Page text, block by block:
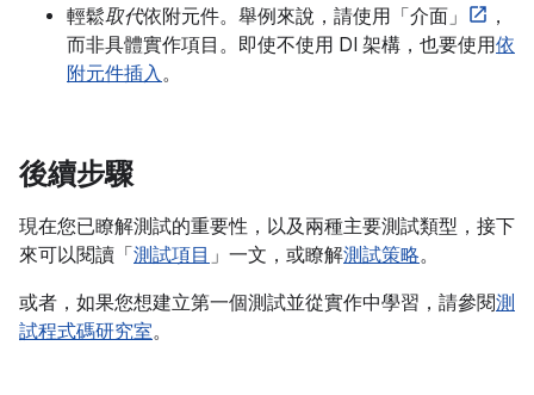
輕鬆取代依附元件。舉例來說，請使用「介面」
，
而非具體實作項目。即使不使用 DI 架構，也要使用依
附元件插入。
後續步驟
現在您已瞭解測試的重要性，以及兩種主要測試類型，接下
來可以閱讀「測試項目 」一文，或瞭解測試策略。
或者，如果您想建立第一個測試並從實作中學習，請參閱測
試程式碼研究室。